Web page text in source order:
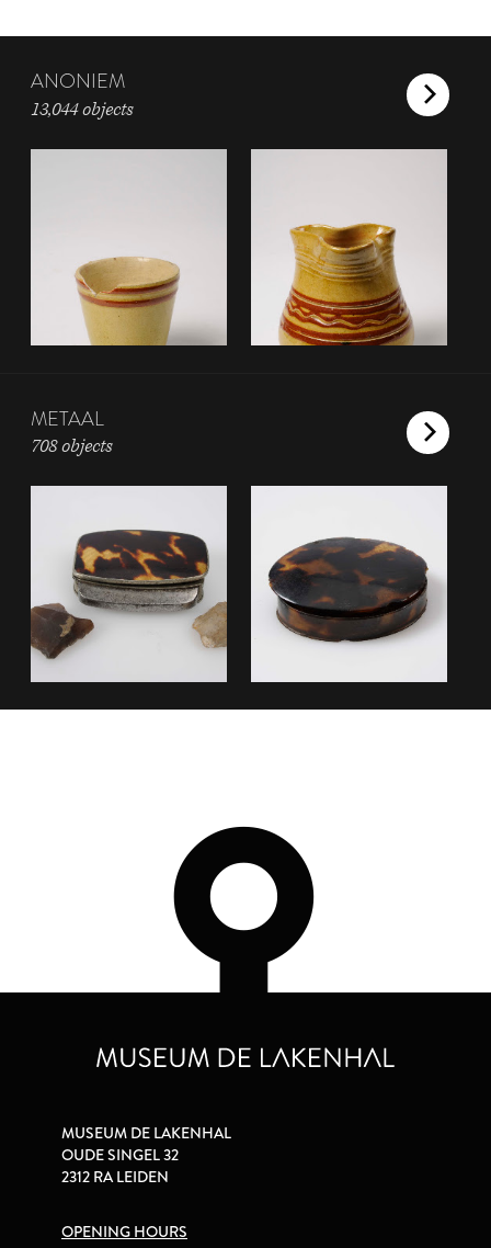
ANONIEM
13,044 objects
METAAL
708 objects
MUSEUM DE LAKENHAL
OUDE SINGEL 32
2312 RA LEIDEN
OPENING HOURS